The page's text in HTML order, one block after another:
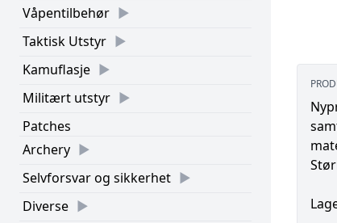
Våpentilbehør
Taktisk Utstyr
Kamuflasje
Militært utstyr
Patches
Archery
Selvforsvar og sikkerhet
Diverse